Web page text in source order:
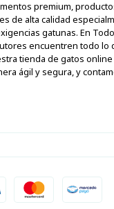
premium,
de alta calidad
gatunas. En
encuentren todo lo
tienda de gatos
ágil y segura, y